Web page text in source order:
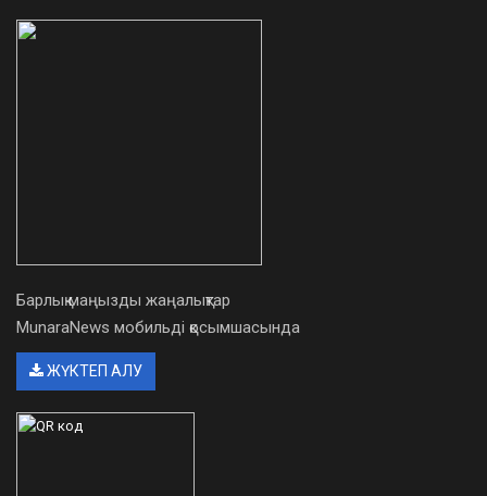
Барлық маңызды жаңалықтар
MunaraNews мобильді қосымшасында
ЖҮКТЕП АЛУ